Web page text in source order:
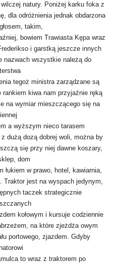
natury. Poniżej karku foka z
dla odróżnienia jednak obdarzona
takim,
bowiem Trawiasta Kępa wraz
i garstką jeszcze innych
nazwach wszystkie należą do
tegoż ministra zarządzane są
rankiem kiwa nam przyjaźnie ręką
na wymiar mieszczącego się na
a wyższym nieco tarasem
dużą dozą dobrej woli, można by
się przy niej dawne koszary,
dom
łukiem w prawo, hotel, kawiarnia,
Traktor jest na wyspach jedynym,
taczek strategicznie
kołowym i kursuje codziennie
na które zjeżdża owym
portowego, zjazdem. Gdyby
to wraz z traktorem po